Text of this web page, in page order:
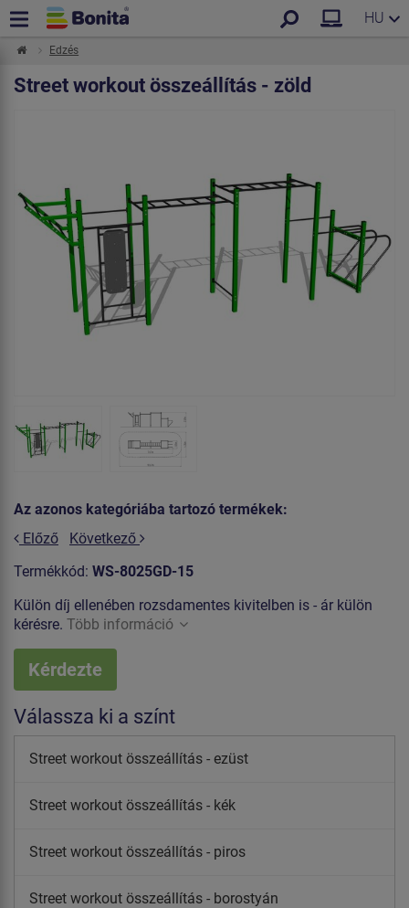
HU
Edzés
Street workout összeállítás - zöld
Az azonos kategóriába tartozó termékek:
Előző
Következő
Termékkód: WS-8025GD-15
Külön díj ellenében rozsdamentes kivitelben is - ár külön
kérésre. Több információ
Kérdezte
Válassza ki a színt
Street workout összeállítás - ezüst
Street workout összeállítás - kék
Street workout összeállítás - piros
Street workout összeállítás - borostyán